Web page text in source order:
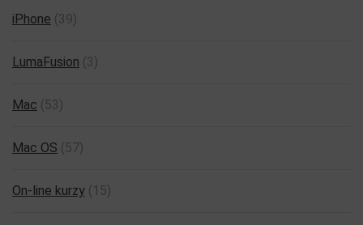
iPhone (39)
LumaFusion (3)
Mac (53)
Mac OS (57)
On-line kurzy (15)